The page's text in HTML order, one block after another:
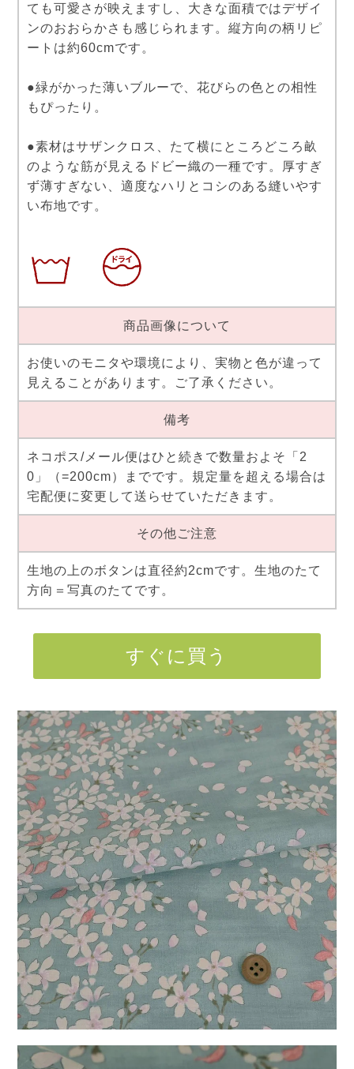
ても可愛さが映えますし、大きな面積ではデザイ
ンのおおらかさも感じられます。縦方向の柄リピ
ートは約60cmです。
●緑がかった薄いブルーで、花びらの色との相性
もぴったり。
●素材はサザンクロス、たて横にところどころ畝
のような筋が見えるドビー織の一種です。厚すぎ
ず薄すぎない、適度なハリとコシのある縫いやす
い布地です。
商品画像について
お使いのモニタや環境により、実物と色が違って
見えることがあります。ご了承ください。
備考
ネコポス/メール便はひと続きで数量およそ「2
0」（=200cm）までです。規定量を超える場合は
宅配便に変更して送らせていただきます。
その他ご注意
生地の上のボタンは直径約2cmです。生地のたて
方向＝写真のたてです。
すぐに買う